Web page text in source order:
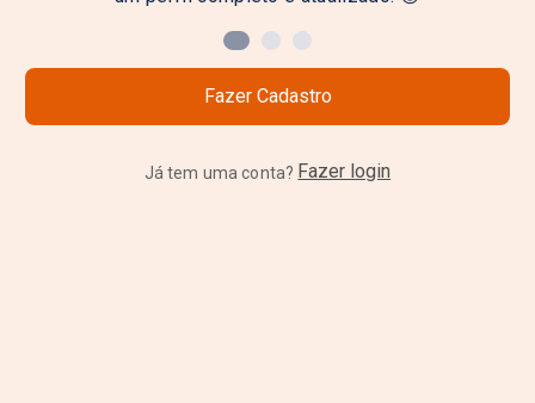
Fazer Cadastro
Já tem uma conta? Fazer login